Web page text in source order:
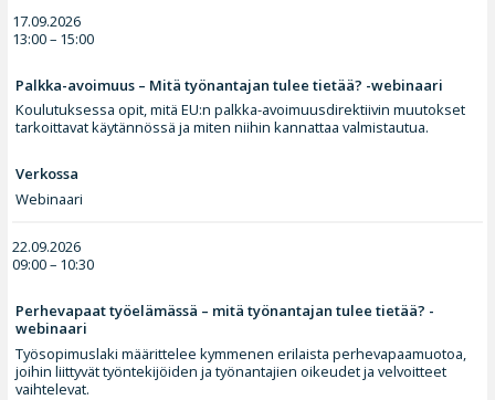
17.09.2026
13:00 – 15:00
Palkka-avoimuus – Mitä työnantajan tulee tietää? -webinaari
Koulutuksessa opit, mitä EU:n palkka-avoimuusdirektiivin muutokset
tarkoittavat käytännössä ja miten niihin kannattaa valmistautua.
Verkossa
Webinaari
22.09.2026
09:00 – 10:30
Perhevapaat työelämässä – mitä työnantajan tulee tietää? -
webinaari
Työsopimuslaki määrittelee kymmenen erilaista perhevapaamuotoa,
joihin liittyvät työntekijöiden ja työnantajien oikeudet ja velvoitteet
vaihtelevat.